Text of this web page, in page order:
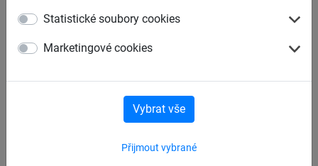
Statistické soubory cookies
Marketingové cookies
Přijmout vybrané
Vybrat vše
Krycí plachta PE 200 g/m2,
šířka 3,50 m